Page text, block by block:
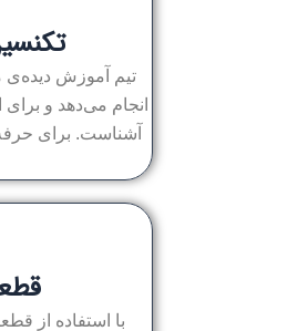
تیم آموزش دیده‌ی
انجام می‌دهد و
آشناست. برای
با استفاده از